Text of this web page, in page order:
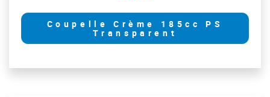
Coupelle Crème 185cc PS
Transparent